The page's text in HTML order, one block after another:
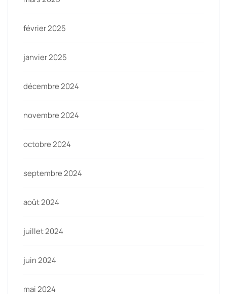
février 2025
janvier 2025
décembre 2024
novembre 2024
octobre 2024
septembre 2024
août 2024
juillet 2024
juin 2024
mai 2024